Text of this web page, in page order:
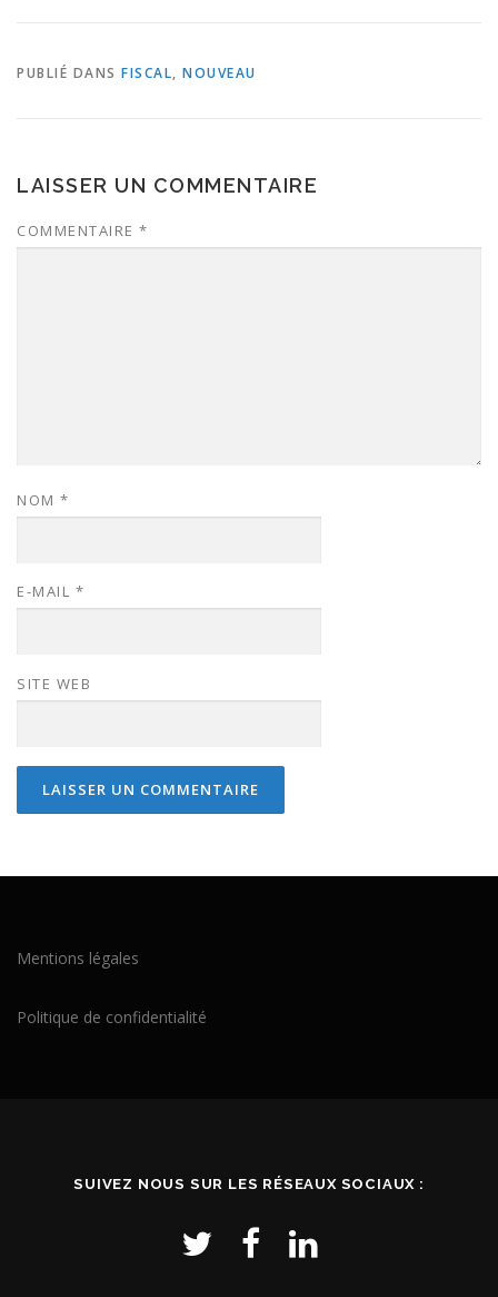
PUBLIÉ DANS FISCAL, NOUVEAU
LAISSER UN COMMENTAIRE
COMMENTAIRE *
NOM *
E-MAIL *
SITE WEB
Mentions légales
Politique de confidentialité
SUIVEZ NOUS SUR LES RÉSEAUX SOCIAUX :